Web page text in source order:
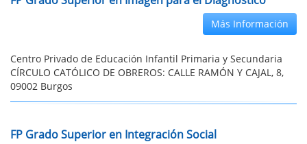
Más Información
Centro Privado de Educación Infantil Primaria y Secundaria
CÍRCULO CATÓLICO DE OBREROS: CALLE RAMÓN Y CAJAL, 8,
09002 Burgos
FP Grado Superior en Integración Social